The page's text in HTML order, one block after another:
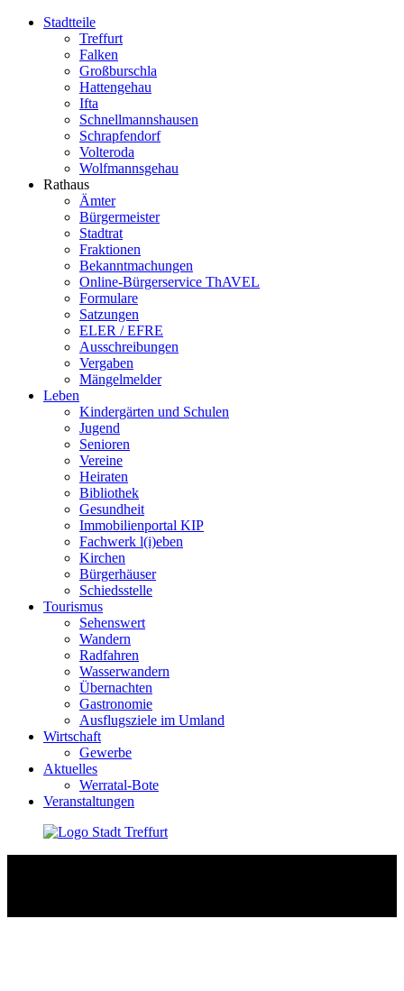
Stadtteile
Treffurt
Falken
Großburschla
Hattengehau
Ifta
Schnellmannshausen
Schrapfendorf
Volteroda
Wolfmannsgehau
Rathaus
Ämter
Bürgermeister
Stadtrat
Fraktionen
Bekanntmachungen
Online-Bürgerservice ThAVEL
Formulare
Satzungen
ELER / EFRE
Ausschreibungen
Vergaben
Mängelmelder
Leben
Kindergärten und Schulen
Jugend
Senioren
Vereine
Heiraten
Bibliothek
Gesundheit
Immobilienportal KIP
Fachwerk l(i)eben
Kirchen
Bürgerhäuser
Schiedsstelle
Tourismus
Sehenswert
Wandern
Radfahren
Wasserwandern
Übernachten
Gastronomie
Ausflugsziele im Umland
Wirtschaft
Gewerbe
Aktuelles
Werratal-Bote
Veranstaltungen